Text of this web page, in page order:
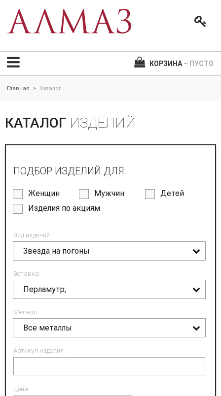
КОРЗИНА – ПУСТО
Главная > Каталог
КАТАЛОГ ИЗДЕЛИЙ
ПОДБОР ИЗДЕЛИЙ ДЛЯ:
Женщин Мужчин
Детей
Изделия по акциям
Вид изделий:
Звезда на погоны
Вставка:
Перламутр;
Металл:
Все металлы
Артикул изделия:
Цена: